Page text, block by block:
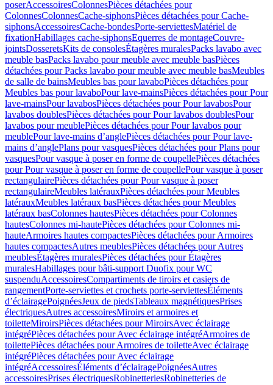
poserAccessoiresColonnesPièces détachées pour
ColonnesColonnesCache-siphonsPièces détachées pour Cache-
siphonsAccessoiresCache-bondesPorte-serviettesMatériel de
fixationHabillages cache-siphonsEquerres de montageCouvre-
jointsDosseretsKits de consolesÉtagères muralesPacks lavabo avec
meuble basPacks lavabo pour meuble avec meuble basPièces
détachées pour Packs lavabo pour meuble avec meuble basMeubles
de salle de bainsMeubles bas pour lavaboPièces détachées pour
Meubles bas pour lavaboPour lave-mainsPièces détachées pour Pour
lave-mainsPour lavabosPièces détachées pour Pour lavabosPour
lavabos doublesPièces détachées pour Pour lavabos doublesPour
lavabos pour meublePièces détachées pour Pour lavabos pour
meublePour lave-mains d’anglePièces détachées pour Pour lave-
mains d’anglePlans pour vasquesPièces détachées pour Plans pour
vasquesPour vasque à poser en forme de coupellePièces détachées
pour Pour vasque à poser en forme de coupellePour vasque à poser
rectangulairePièces détachées pour Pour vasque à poser
rectangulaireMeubles latérauxPièces détachées pour Meubles
latérauxMeubles latéraux basPièces détachées pour Meubles
latéraux basColonnes hautesPièces détachées pour Colonnes
hautesColonnes mi-hautePièces détachées pour Colonnes mi-
hauteArmoires hautes compactesPièces détachées pour Armoires
hautes compactesAutres meublesPièces détachées pour Autres
meublesÉtagères muralesPièces détachées pour Étagères
muralesHabillages pour bâti-support Duofix pour WC
suspenduAccessoiresCompartiments de tiroirs et casiers de
rangementPorte-serviettes et crochets porte-serviettesÉléments
d’éclairagePoignéesJeux de piedsTableaux magnétiquesPrises
électriquesAutres accessoiresMiroirs et armoires et
toiletteMiroirsPièces détachées pour MiroirsAvec éclairage
intégréPièces détachées pour Avec éclairage intégréArmoires de
toilettePièces détachées pour Armoires de toiletteAvec éclairage
intégréPièces détachées pour Avec éclairage
intégréAccessoiresÉléments d’éclairagePoignéesAutres
accessoiresPrises électriquesRobinetteriesRobinetteries de